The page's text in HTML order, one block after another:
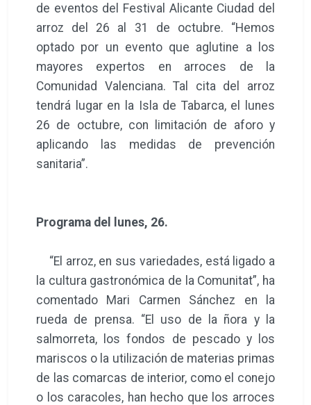
de eventos del Festival Alicante Ciudad del
arroz del 26 al 31 de octubre. “Hemos
optado por un evento que aglutine a los
mayores expertos en arroces de la
Comunidad Valenciana. Tal cita del arroz
tendrá lugar en la Isla de Tabarca, el lunes
26 de octubre, con limitación de aforo y
aplicando las medidas de prevención
sanitaria”.
Programa del lunes, 26.
“El arroz, en sus variedades, está ligado a
la cultura gastronómica de la Comunitat”, ha
comentado Mari Carmen Sánchez en la
rueda de prensa. “El uso de la ñora y la
salmorreta, los fondos de pescado y los
mariscos o la utilización de materias primas
de las comarcas de interior, como el conejo
o los caracoles, han hecho que los arroces